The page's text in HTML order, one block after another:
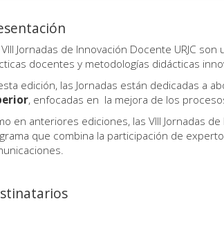
VIII Jornadas de Innovación Docente URJC
docentes y metodologías didácticas
edición, las Jornadas están dedicadas a
, enfocadas en la mejora de los
en anteriores ediciones, las VIII Jornadas
que combina la participación de